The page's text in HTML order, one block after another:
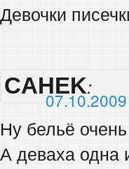
Девочки
CAHEK:
Ну бельё
А деваха одна